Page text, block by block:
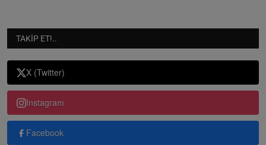
TAKIP ET!..
X (Twitter)
Instagram
Facebook